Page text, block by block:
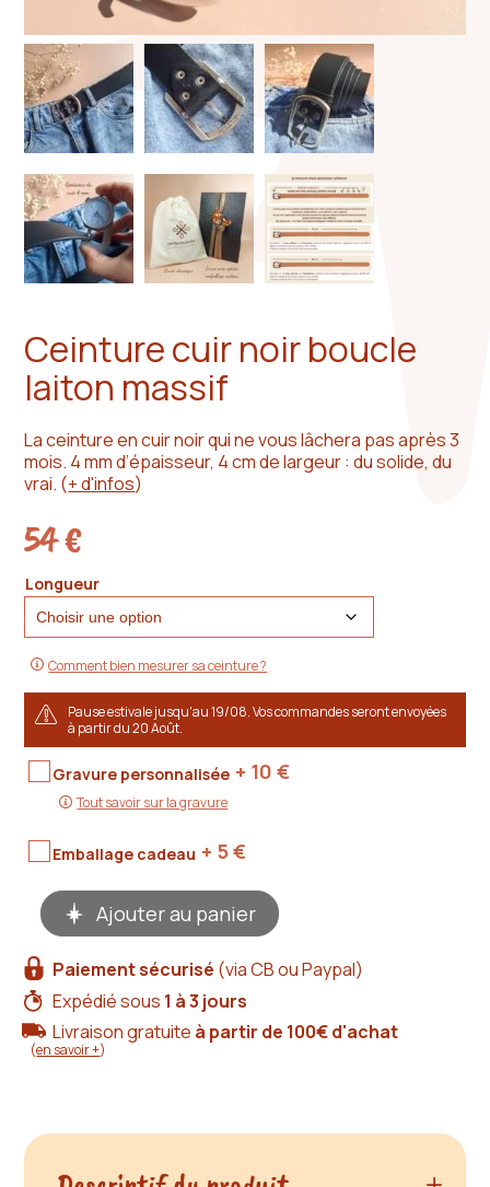
Ceinture cuir noir boucle
laiton massif
La ceinture en cuir noir qui ne vous lâchera pas après 3
mois. 4 mm d’épaisseur, 4 cm de largeur : du solide, du
vrai. (+ d'infos)
54€
Longueur
Comment bien mesurer sa ceinture ?
Pause estivale jusqu'au 19/08. Vos commandes seront envoyées
à partir du 20 Août.
Gravure personnalisée + 10 €
Tout savoir sur la gravure
Emballage cadeau + 5€
quantité
de
Ceinture
cuir
noir
boucle
laiton
massif
Ajouter au panier
Paiement sécurisé (via CB ou Paypal)
Expédié sous 1 à 3 jours
Livraison gratuite à partir de 100€ d'achat
(en savoir +)